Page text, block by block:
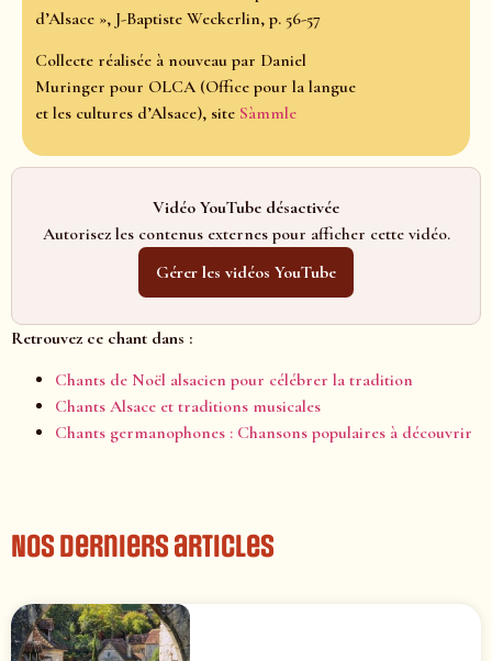
d’Alsace », J-Baptiste Weckerlin, p. 56-57
Collecte réalisée à nouveau par Daniel
Muringer pour OLCA (Office pour la langue
et les cultures d’Alsace), site Sàmmle
Vidéo YouTube désactivée
Autorisez les contenus externes pour afficher cette vidéo.
Gérer les vidéos YouTube
Retrouvez ce chant dans :
Chants de Noël alsacien pour célébrer la tradition
Chants Alsace et traditions musicales
Chants germanophones : Chansons populaires à découvrir
Nos derniers articles